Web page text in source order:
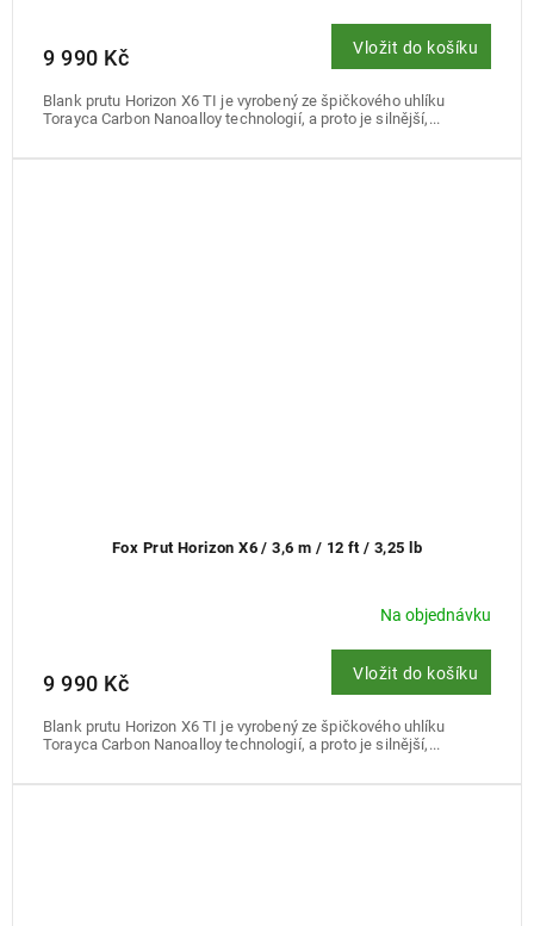
9 990 Kč Vložit do košíku
Blank prutu Horizon X6 TI je vyrobený ze špičkového uhlíku
Torayca Carbon Nanoalloy technologií, a proto je silnější,...
Fox Prut Horizon X6 / 3,6 m / 12 ft / 3,25 lb
Na objednávku
9 990 Kč Vložit do košíku
Blank prutu Horizon X6 TI je vyrobený ze špičkového uhlíku
Torayca Carbon Nanoalloy technologií, a proto je silnější,...